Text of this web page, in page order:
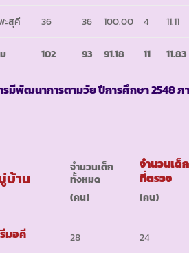
ะสุคี 36 36 100.00 4 11.11
102 93 91.18 11 11.83
รมีพัฒนาการตามวัย ปีการศึกษา2548 ภ
บ้าน
จำนวนเด็ก
ทั้งหมด
(คน)
จำนวนเด็ก
ที่ตรวจ
(คน)
มอคี 28 24